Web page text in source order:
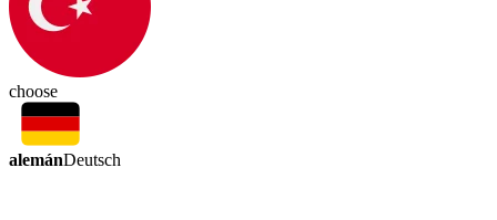
choose
alemánDeutsch